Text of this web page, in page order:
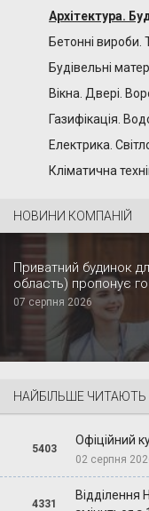
Архітектура.
Бетонні вироби.
Будівельні
Вікна. Двері.
Газифікація.
Електрика.
Кліматична
НОВИНИ КОМПАНІЙ
Приватний будинок
область) пропонує
07 серпня 2026
НАЙБІЛЬШЕ
5403
Офіційний
02 серпня
4331